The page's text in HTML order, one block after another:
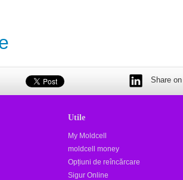
Share
Utile
My Moldcell
moldcell money
Opțiuni de reîncărcare
Sigur Online